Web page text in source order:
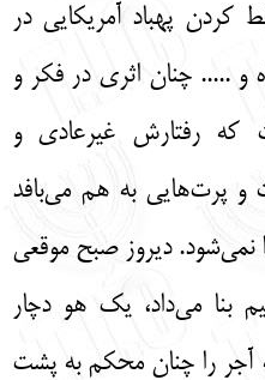
کردن پهباد آمریکایی در
و ..... چنان اثری در فکر و
که رفتارش غیرعادی و
پرت‌هایی به هم می‌بافد
دیروز صبح موقعی
بنا می‌داد، یک هو دچار
آجر را چنان محکم به پشت